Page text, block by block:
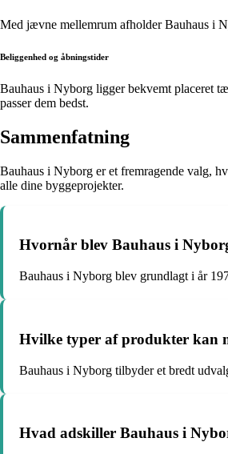
Med jævne mellemrum afholder Bauhaus i
Beliggenhed og åbningstider
Bauhaus i Nyborg ligger bekvemt placeret
passer dem bedst.
Sammenfatning
Bauhaus i Nyborg er et fremragende valg,
alle dine byggeprojekter.
Hvornår blev Bauhaus i
Bauhaus i Nyborg blev grundlagt i år
Hvilke typer af produkter kan
Bauhaus i Nyborg tilbyder et bredt
Hvad adskiller Bauhaus i